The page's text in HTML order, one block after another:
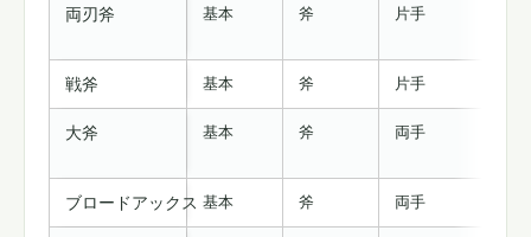
両刃斧 基本 斧 片手
戦斧 基本 斧 片手
大斧 基本 斧 両手
ブロードアックス 基本 斧 両手